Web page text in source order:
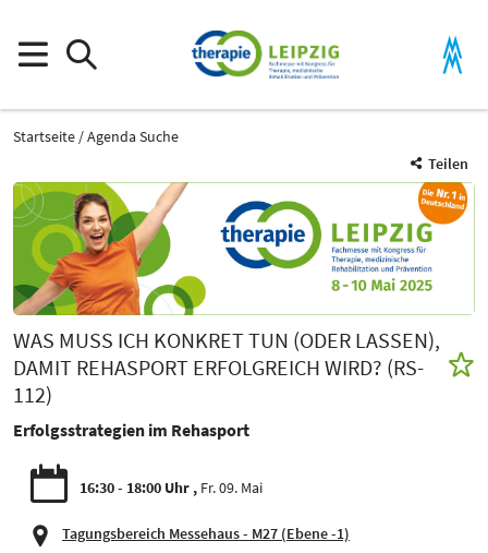
Startseite
Agenda Suche
Teilen
WAS MUSS ICH KONKRET TUN (ODER LASSEN),
DAMIT REHASPORT ERFOLGREICH WIRD? (RS-
112)
Erfolgsstrategien im Rehasport
16:30 - 18:00 Uhr Fr. 09. Mai
Tagungsbereich Messehaus - M27 (Ebene -1)